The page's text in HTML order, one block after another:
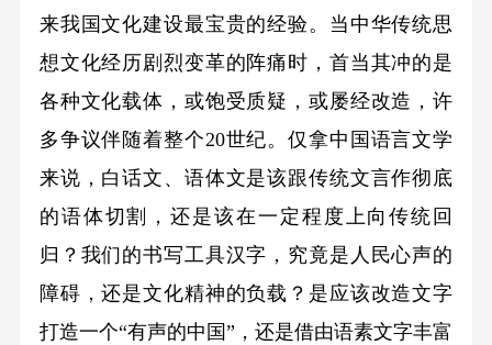
来我国文化建设最宝贵的经验。当中华传统思
想文化经历剧烈变革的阵痛时，首当其冲的是
各种文化载体，或饱受质疑，或屡经改造，许
多争议伴随着整个20世纪。仅拿中国语言文学
来说，白话文、语体文是该跟传统文言作彻底
的语体切割，还是该在一定程度上向传统回
归？我们的书写工具汉字，究竟是人民心声的
障碍，还是文化精神的负载？是应该改造文字
打造一个“有声的中国”，还是借由语素文字丰富